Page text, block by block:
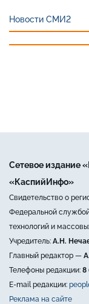
Новости СМИ2
Сетевое издание
«КаспийИнфо»
Свидетельство о
Федеральной
технологий и
Учредитель: А.Н.
Главный редактор —
Телефоны редакции: 8
E-mail редакции:
Реклама на сайте